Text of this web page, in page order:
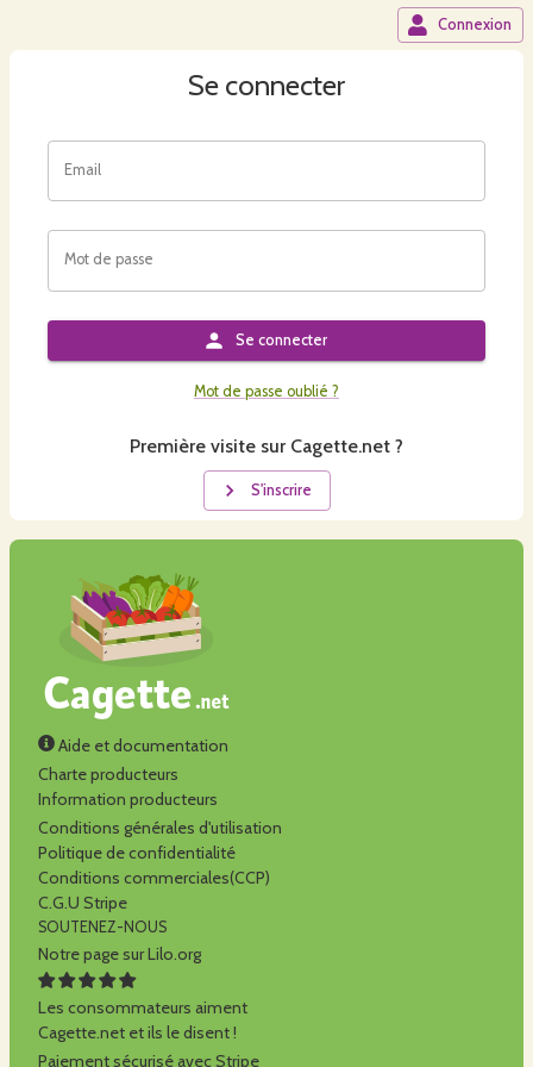
Connexion
Se connecter
Email
Mot de passe
Se connecter
Mot de passe oublié ?
Première visite sur Cagette.net ?
S'inscrire
Aide et documentation
Charte producteurs
Information producteurs
Conditions générales d'utilisation
Politique de confidentialité
Conditions commerciales(CCP)
C.G.U Stripe
SOUTENEZ-NOUS
Notre page sur Lilo.org
Les consommateurs aiment
Cagette.net et ils le disent !
Paiement sécurisé avec Stripe